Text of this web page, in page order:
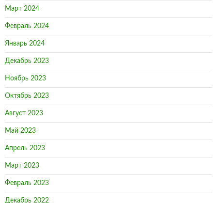
Март 2024
Февраль 2024
Январь 2024
Декабрь 2023
Ноябрь 2023
Октябрь 2023
Август 2023
Май 2023
Апрель 2023
Март 2023
Февраль 2023
Декабрь 2022